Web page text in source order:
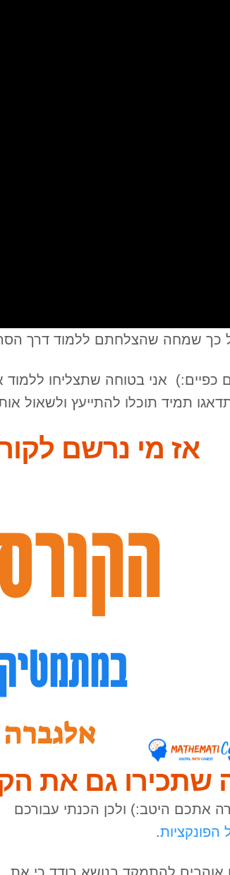
כך שמחה שהצלחתם ללמוד דרך
כפיים:) אני בטוחה שתצליחו
תמיד תוכלו להתייעץ ולשאול
אז מי נרשם
שתכירו גם את
אתכם היטב:) ולכן הכנתי עבורכם
.